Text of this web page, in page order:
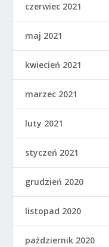
czerwiec 2021
maj 2021
kwiecień 2021
marzec 2021
luty 2021
styczeń 2021
grudzień 2020
listopad 2020
październik 2020